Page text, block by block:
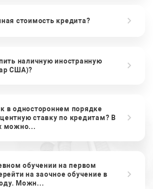
стоимость кредита?
наличную иностранную
США)?
в одностороннем порядке
ставку по кредитам? В
можно...
обучении на первом
на заочное обучение в
Можн...